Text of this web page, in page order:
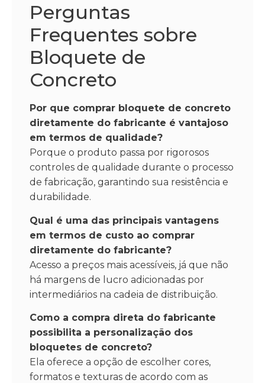
Perguntas
Frequentes sobre
Bloquete de
Concreto
Por que comprar bloquete de concreto
diretamente do fabricante é vantajoso
em termos de qualidade?
Porque o produto passa por rigorosos
controles de qualidade durante o processo
de fabricação, garantindo sua resistência e
durabilidade.
Qual é uma das principais vantagens
em termos de custo ao comprar
diretamente do fabricante?
Acesso a preços mais acessíveis, já que não
há margens de lucro adicionadas por
intermediários na cadeia de distribuição.
Como a compra direta do fabricante
possibilita a personalização dos
bloquetes de concreto?
Ela oferece a opção de escolher cores,
formatos e texturas de acordo com as